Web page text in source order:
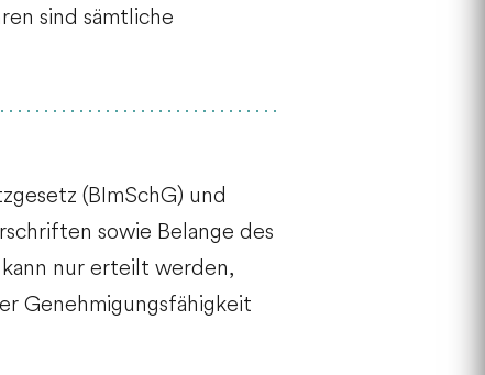
sind sämtliche
(BImSchG) und
sowie Belange des
nur erteilt werden,
Genehmigungsfähigkeit